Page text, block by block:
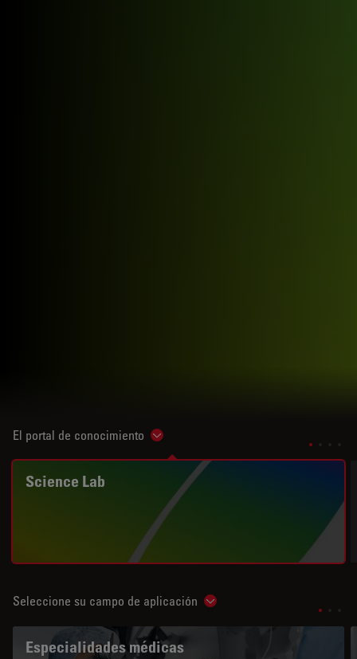
El portal de conocimiento Show subnavigation
Science Lab
Seleccione su campo de aplicación Show subnavigation
Especialidades médicas